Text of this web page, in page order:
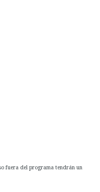
fuera del programa tendrán un